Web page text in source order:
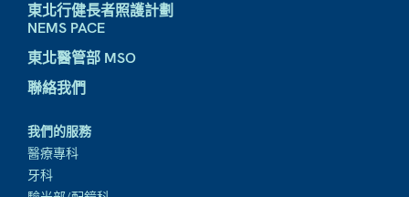
東北行健長者照護計劃
NEMS PACE
東北醫管部 MSO
聯絡我們
我們的服務
醫療專科
牙科